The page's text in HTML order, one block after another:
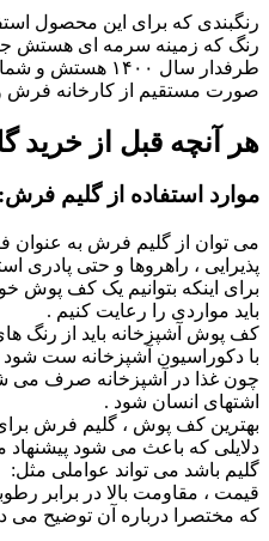
رنگبندی که برای این محصول
رنگ که زمینه سرمه ای هستش
طرفدار سال ۱۴۰۰
صورت مستقیم از کارخانه فرش
هر آنچه قبل از خرید
موارد استفاده از گلیم فرش:
می توان از گلیم فرش به عنوان
پذیرایی ، راهروها و حتی پادری
برای اینکه بتوانیم یک کف پوش
باید مواردی را رعایت کنیم .
کف پوش آشپزخانه باید از رنگ
با دکوراسیون آشپزخانه ست شود
چون غذا در آشپزخانه صرف می
اشتهای انسان شود .
بهترین کف پوش ، گلیم فرش
دلایلی که باعث می شود
گلیم باشد می تواند عواملی مثل:
قیمت ، مقاومت بالا در برابر
که مختصرا درباره آن توضیح می